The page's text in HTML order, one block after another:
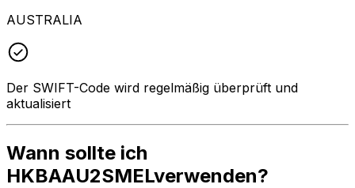
AUSTRALIA
Der SWIFT-Code wird regelmäßig überprüft und
aktualisiert
Wann sollte ich
HKBAAU2SMELverwenden?